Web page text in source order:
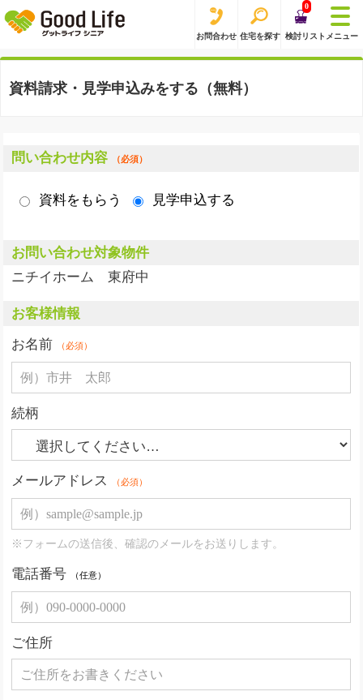
お問合わせ 住宅を探す
0
検討リスト メニュー
資料請求・見学申込みをする（無料）
問い合わせ内容 （必須）
資料をもらう 見学申込する
お問い合わせ対象物件
ニチイホーム 東府中
お客様情報
お名前
（必須）
続柄
メールアドレス （必須）
※フォームの送信後、確認のメールをお送りします。
電話番号 （任意）
ご住所